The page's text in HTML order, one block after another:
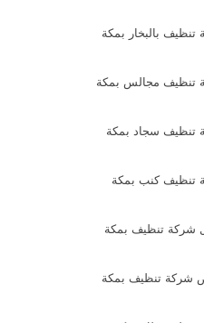
تنظيف بالبخار بمكة
تنظيف مجالس بمكة
تنظيف سجاد بمكة
تنظيف كنب بمكة
شركة تنظيف بمكة
شركة تنظيف بمكة